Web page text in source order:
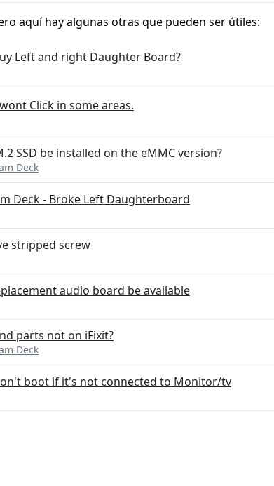
aquí hay algunas otras que pueden ser útiles:
Left and right Daughter Board?
Click in some areas.
SSD be installed on the eMMC version?
Deck
Deck - Broke Left Daughterboard
stripped screw
audio board be available
parts not on iFixit?
Deck
boot if it's not connected to Monitor/tv